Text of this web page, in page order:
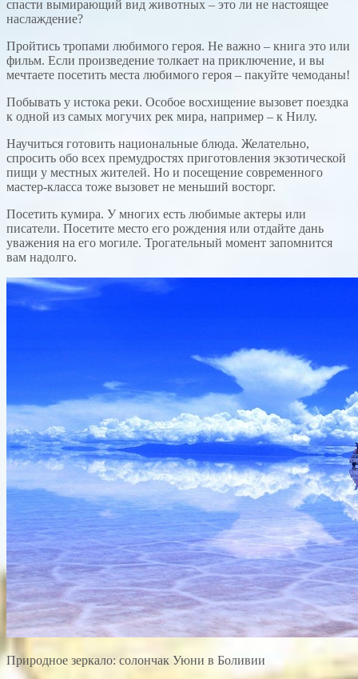
спасти вымирающий вид животных – это ли не настоящее
наслаждение?
Пройтись тропами любимого героя. Не важно – книга это или
фильм. Если произведение толкает на приключение, и вы
мечтаете посетить места любимого героя – пакуйте чемоданы!
Побывать у истока реки. Особое восхищение вызовет поездка
к одной из самых могучих рек мира, например – к Нилу.
Научиться готовить национальные блюда. Желательно,
спросить обо всех премудростях приготовления экзотической
пищи у местных жителей. Но и посещение современного
мастер-класса тоже вызовет не меньший восторг.
Посетить кумира. У многих есть любимые актеры или
писатели. Посетите место его рождения или отдайте дань
уважения на его могиле. Трогательный момент запомнится
вам надолго.
Природное зеркало: солончак Уюни в Боливии